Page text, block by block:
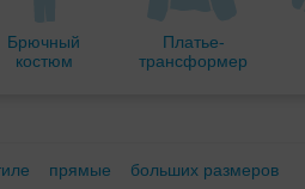
Брючный
костюм
Платье-
трансформер
прямые
больших размеров